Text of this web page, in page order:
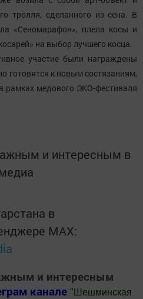
тролля, сделанного из сена. В
«Сеномарафон», плела косы и
на выбор лучшего косца.
участие были награждены
готовятся к новым состязаниям,
рамках медового ЭКО-фестиваля
и интересным в
в
MАХ:
и интересным
канале " Шешминская